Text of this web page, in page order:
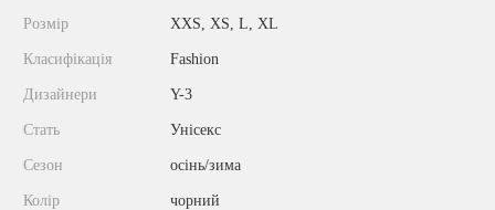
Розмір XXS, XS, L, XL
Класифікація Fashion
Дизайнери Y-3
Стать Унісекс
Сезон осінь/зима
Колір чорний